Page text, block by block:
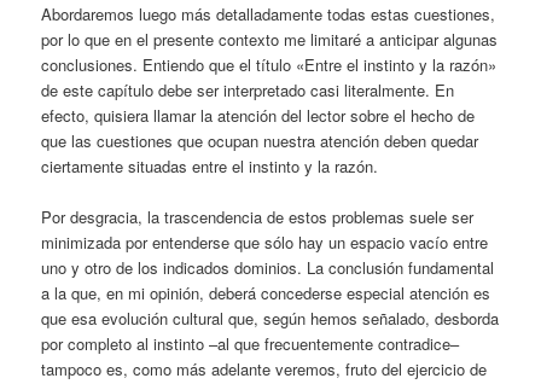
Abordaremos luego más detalladamente todas estas cuestiones,
por lo que en el presente contexto me limitaré a anticipar algunas
conclusiones. Entiendo que el título «Entre el instinto y la razón»
de este capítulo debe ser interpretado casi literalmente. En
efecto, quisiera llamar la atención del lector sobre el hecho de
que las cuestiones que ocupan nuestra atención deben quedar
ciertamente situadas entre el instinto y la razón.
Por desgracia, la trascendencia de estos problemas suele ser
minimizada por entenderse que sólo hay un espacio vacío entre
uno y otro de los indicados dominios. La conclusión fundamental
a la que, en mi opinión, deberá concederse especial atención es
que esa evolución cultural que, según hemos señalado, desborda
por completo al instinto –al que frecuentemente contradice–
tampoco es, como más adelante veremos, fruto del ejercicio de